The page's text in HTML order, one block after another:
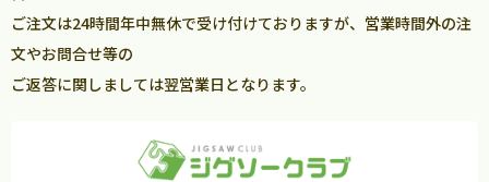
ご注文は24時間年中無休で受け付けておりますが、営業時間外の注
文やお問合せ等の
ご返答に関しましては翌営業日となります。